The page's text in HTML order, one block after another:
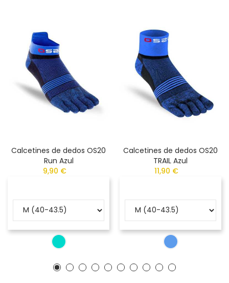
Calcetines de dedos OS20
Run Azul
9,90 €
Calcetines de dedos OS20
TRAIL Azul
11,90 €